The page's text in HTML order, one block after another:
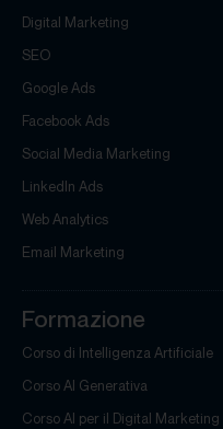
Digital Marketing
SEO
Google Ads
Facebook Ads
Social Media Marketing
LinkedIn Ads
Web Analytics
Email Marketing
Formazione
Corso di Intelligenza Artificiale
Corso AI Generativa
Corso AI per il Digital Marketing